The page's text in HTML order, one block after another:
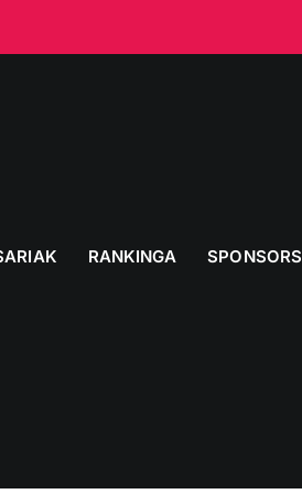
RANKINGA SPONSORS